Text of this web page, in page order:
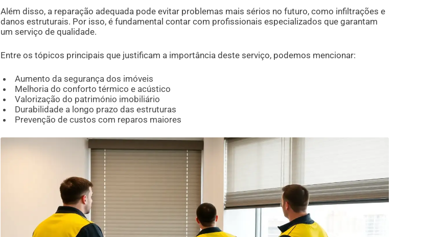
Além disso, a reparação adequada pode evitar problemas mais sérios no futuro, como infiltrações e
danos estruturais. Por isso, é fundamental contar com profissionais especializados que garantam
um serviço de qualidade.
Entre os tópicos principais que justificam a importância deste serviço, podemos mencionar:
Aumento da segurança dos imóveis
Melhoria do conforto térmico e acústico
Valorização do património imobiliário
Durabilidade a longo prazo das estruturas
Prevenção de custos com reparos maiores